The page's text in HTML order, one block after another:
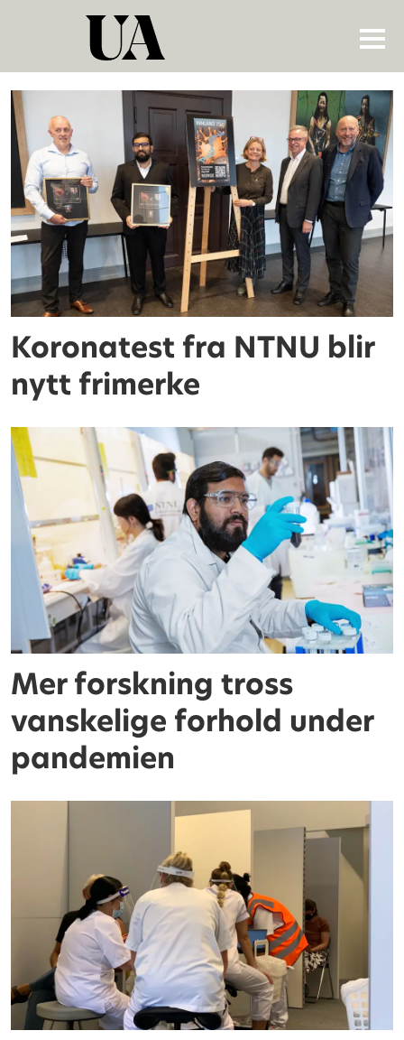
Tag:
korona
Koronatest fra NTNU blir
nytt frimerke
Mer forskning tross
vanskelige forhold under
pandemien